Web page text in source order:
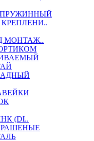
МОНТАЖ..
(DI..